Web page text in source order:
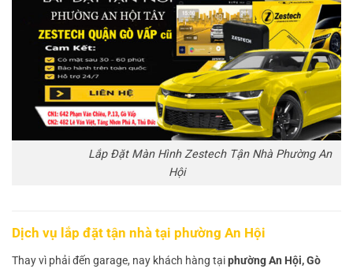
Lắp Đặt Màn Hình Zestech Tận Nhà Phường An
Hội
Dịch vụ lắp đặt tận nhà tại phường An Hội
Thay vì phải đến garage, nay khách hàng tạiphường An Hội, Gò